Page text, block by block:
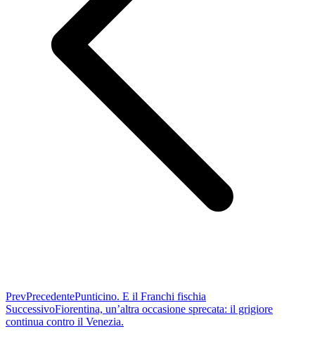
PrevPrecedentePunticino. E il Franchi fischia
SuccessivoFiorentina, un’altra occasione sprecata: il grigiore
continua contro il Venezia.